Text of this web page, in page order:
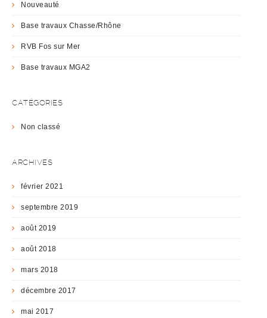
Nouveauté
Base travaux Chasse/Rhône
RVB Fos sur Mer
Base travaux MGA2
CATÉGORIES
Non classé
ARCHIVES
février 2021
septembre 2019
août 2019
août 2018
mars 2018
décembre 2017
mai 2017